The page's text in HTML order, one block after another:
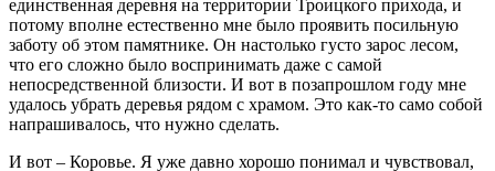
единственная деревня на территории Троицкого прихода, и
потому вполне естественно мне было проявить посильную
заботу об этом памятнике. Он настолько густо зарос лесом,
что его сложно было воспринимать даже с самой
непосредственной близости. И вот в позапрошлом году мне
удалось убрать деревья рядом с храмом. Это как-то само собой
напрашивалось, что нужно сделать.
И вот – Коровье. Я уже давно хорошо понимал и чувствовал,